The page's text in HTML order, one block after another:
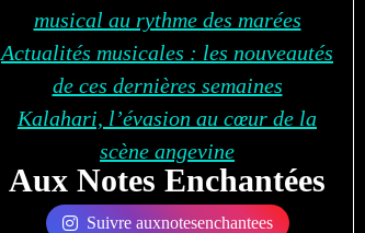
musical au rythme des marées
Actualités musicales : les nouveautés
de ces dernières semaines
Kalahari, l’évasion au cœur de la
scène angevine
Aux Notes Enchantées
Suivre auxnotesenchantees